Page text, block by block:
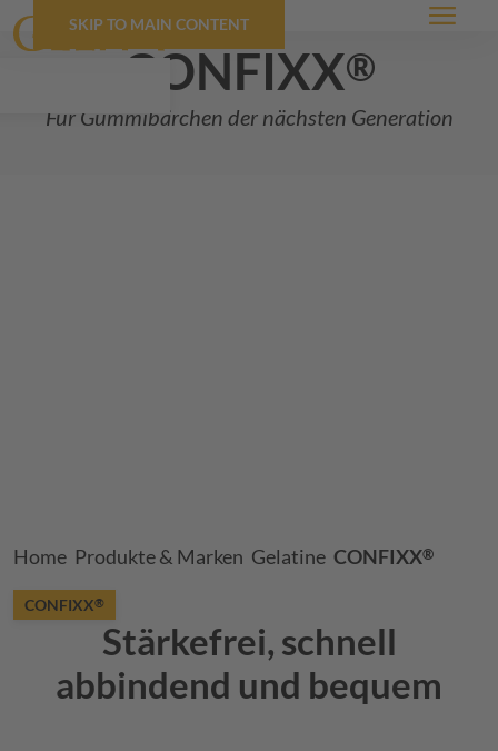
SKIP TO MAIN CONTENT Menü
CONFIXX®
Für Gummibärchen der nächsten Generation
Breadcrumb
Home Produkte & Marken Gelatine CONFIXX®
CONFIXX®
Stärkefrei, schnell
abbindend und bequem